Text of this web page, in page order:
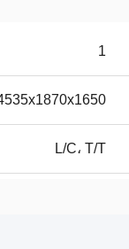
1
L/C، T/T